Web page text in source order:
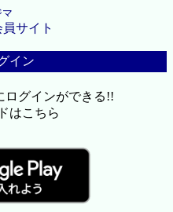
マ
サイト
イン
ログインができる!!
はこちら